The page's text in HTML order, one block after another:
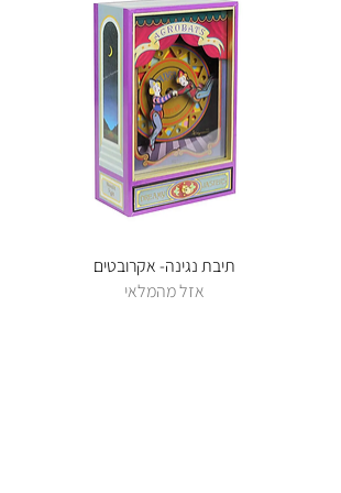
תצוגה מהירה
תיבת נגינה- אקרובטים
אזל מהמלאי